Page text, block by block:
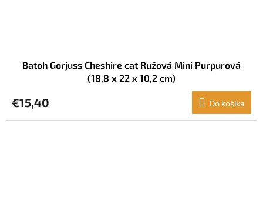
Batoh Gorjuss Cheshire cat Ružová Mini Purpurová
(18,8 x 22 x 10,2 cm)
€15,40 Do košíka